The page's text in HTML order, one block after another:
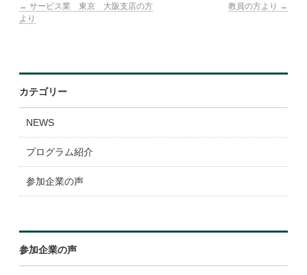
参加企業
よくある質問
← サービス業 東京 大阪支店の方
より
教員の方より →
カテゴリー
NEWS
プログラム紹介
参加企業の声
参加企業の声